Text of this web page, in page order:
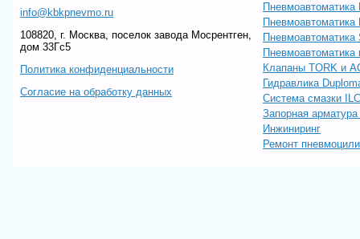
info@kbkpnevmo.ru
108820, г. Москва, поселок завода Мосрентген,
дом 33Гс5
Политика конфиденциальности
Согласие на обработку данных
Пневмоавтоматика
Пневмоавтоматика
Пневмоавтоматика
Клапаны TORK и
Гидравлика
Система смазки ILC
Запорная
Инжиниринг
Ремонт